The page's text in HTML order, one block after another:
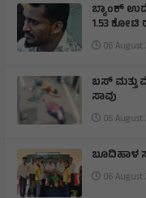
ಬ್ಯಾಂಕ್‌
1.53 ಕೋಟಿ
06 August
ಬಸ್ ಮತ್ತು
ಸಾವು
06 August
ಬೂದಿಹಾಳ
06 August